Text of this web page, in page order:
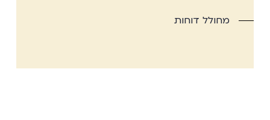
מחולל דוחות